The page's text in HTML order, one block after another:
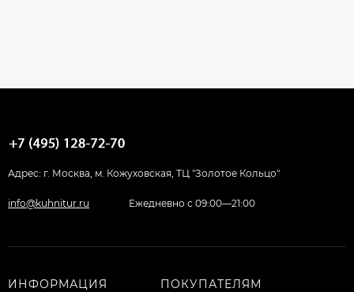
Адрес: г. Москва, м. Кожуховская, ТЦ "Золотое Кольцо"
info@kuhnitur.ru Ежедневно с 09:00—21:00
ИНФОРМАЦИЯ ПОКУПАТЕЛЯМ